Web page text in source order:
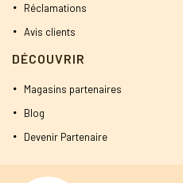
Réclamations
Avis clients
DÉCOUVRIR
Magasins partenaires
Blog
Devenir Partenaire